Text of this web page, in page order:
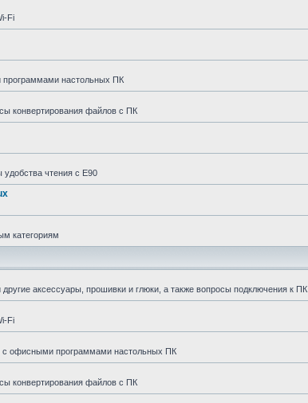
Fi
программами настольных ПК
конвертирования файлов с ПК
чтения с E90
категориям
аксессуары, прошивки и глюки, а также вопросы подключения к ПК
Fi
с офисными программами настольных ПК
конвертирования файлов с ПК